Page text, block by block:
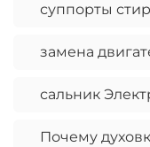
суппорты
замена
сальник
Почему